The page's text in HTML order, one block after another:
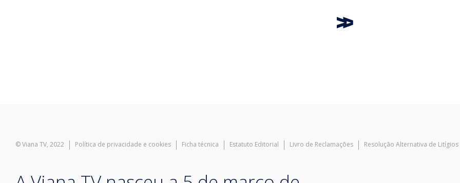
© Viana TV, 2022 Política de privacidade e cookies Ficha técnica Estatuto Editorial Livro de Reclamações Resolução Alternativa de Litígios